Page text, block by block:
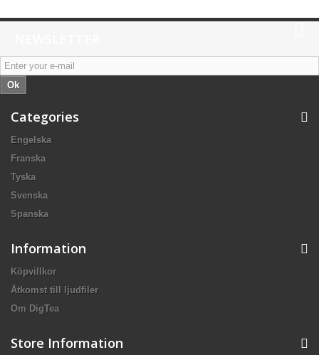
Ok
Categories
Engelska
Franska
Tyska
Svenska
Spanska
Information
Köpvillkor
Åtkomst till ljudfiler
Om DigTea
Store Information